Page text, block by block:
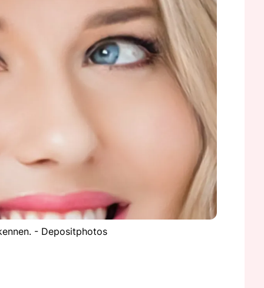
- Depositphotos